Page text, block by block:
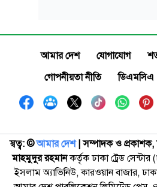
আমার দেশ যোগাযোগ
গোপনীয়তা নীতি
ডিএমসিএ
স্বত্ব: ©️আমার দেশ| সম্পাদক ও প্রকাশক,
মাহমুদুর রহমানকর্তৃক ঢাকা ট্রেড
ইসলাম অ্যাভিনিউ, কারওয়ান বাজার,